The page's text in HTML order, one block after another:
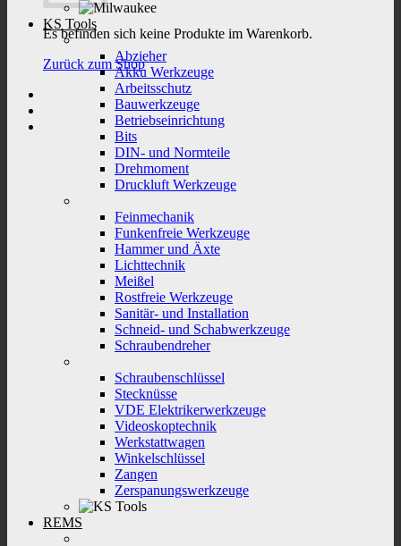
Es befinden sich keine Produkte im Warenkorb.
Zurück zum Shop
KS Tools
Abzieher
Akku Werkzeuge
Arbeitsschutz
Bauwerkzeuge
Betriebseinrichtung
Bits
DIN- und Normteile
Drehmoment
Druckluft Werkzeuge
Feinmechanik
Funkenfreie Werkzeuge
Hammer und Äxte
Lichttechnik
Meißel
Rostfreie Werkzeuge
Sanitär- und Installation
Schneid- und Schabwerkzeuge
Schraubendreher
Schraubenschlüssel
Stecknüsse
VDE Elektrikerwerkzeuge
Videoskoptechnik
Werkstattwagen
Winkelschlüssel
Zangen
Zerspanungswerkzeuge
REMS